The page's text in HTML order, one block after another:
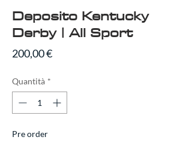
Deposito Kentucky
Derby | All Sport
200,00 €Prezzo
Quantità *
Pre order